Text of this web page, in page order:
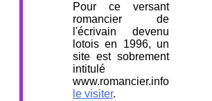
Pour ce versant
romancier de
l'écrivain devenu
lotois en 1996, un
site est sobrement
intitulé
www.romancier.info
le visiter.